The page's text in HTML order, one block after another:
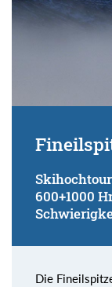
600+1000
Die